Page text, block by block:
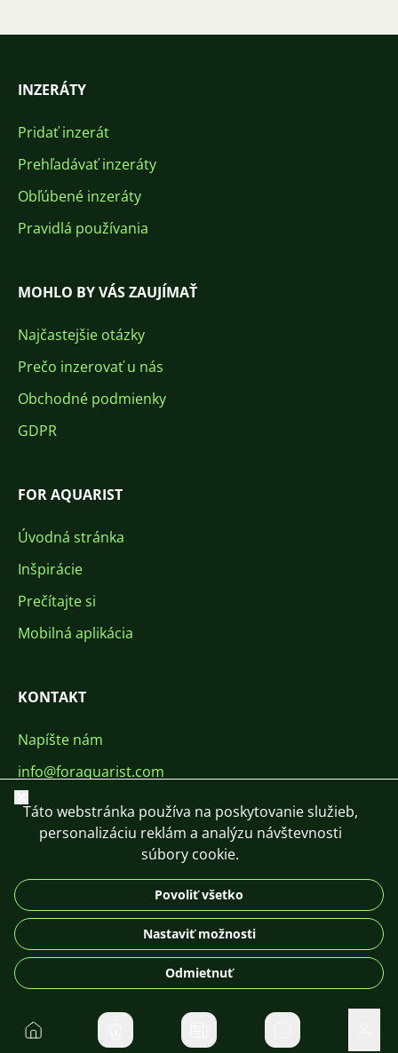
INZERÁTY
Pridať inzerát
Prehľadávať inzeráty
Obľúbené inzeráty
Pravidlá používania
MOHLO BY VÁS ZAUJÍMAŤ
Najčastejšie otázky
Prečo inzerovať u nás
Obchodné podmienky
GDPR
FOR AQUARIST
Úvodná stránka
Inšpirácie
Prečítajte si
Mobilná aplikácia
KONTAKT
Napíšte nám
info@foraquarist.com
+420 603 449 602
DE
© 2026 For Aquarist
Domov Súkromné správy
Zavrieť
Táto webstránka používa na poskytovanie služieb,
personalizáciu reklám a analýzu návštevnosti
súbory cookie.
Povoliť všetko
Nastaviť možnosti
Odmietnuť